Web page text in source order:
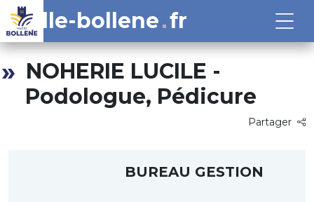
ville-bollene fr
NOHERIE LUCILE -
Podologue, Pédicure
Partager
BUREAU GESTION